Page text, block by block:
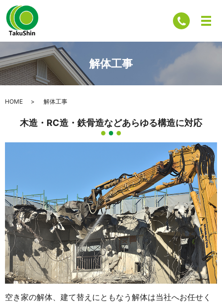
解体工事
HOME 解体工事
木造・RC造・鉄骨造などあらゆる構造に対応
空き家の解体、建て替えにともなう解体は当社へお任せく